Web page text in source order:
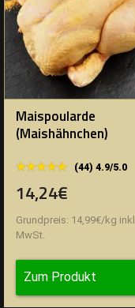
Maispoularde
(Maishähnchen)
★★★★★
★★★★★ (44) 4.9/5.0
14,24€
Grundpreis: 14,99€/kg inkl.
MwSt.
Zum Produkt